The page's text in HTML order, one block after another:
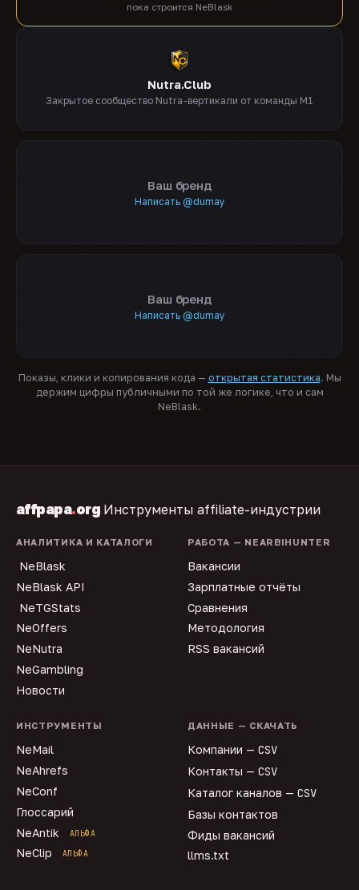
пока строится NeBlask
Nutra.Club
Закрытое сообщество Nutra-вертикали от команды M1
Ваш бренд
Написать @dumay
Ваш бренд
Написать @dumay
Показы, клики и копирования кода — открытая статистика. Мы
держим цифры публичными по той же логике, что и сам
NeBlask.
affpapa.org Инструменты affiliate-индустрии
АНАЛИТИКА И КАТАЛОГИ
NeBlask
NeBlask API
NeTGStats
NeOffers
NeNutra
NeGambling
Новости
РАБОТА — NEARBIHUNTER
Вакансии
Зарплатные отчёты
Сравнения
Методология
RSS вакансий
ИНСТРУМЕНТЫ
NeMail
NeAhrefs
NeConf
Глоссарий
NeAntik
АЛЬФА
NeClip АЛЬФА
ДАННЫЕ — СКАЧАТЬ
Компании — CSV
Контакты — CSV
Каталог каналов — CSV
Базы контактов
Фиды вакансий
llms.txt